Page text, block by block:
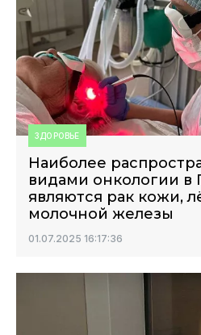
ЗДОРОВЬЕ
Наиболее
видами онкологии в
являются рак кожи,
молочной железы
01.07.2025 16:17:36